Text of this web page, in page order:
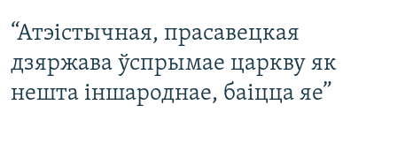
“Атэістычная, прасавецкая
дзяржава ўспрымае царкву як
нешта іншароднае, баіцца яе”